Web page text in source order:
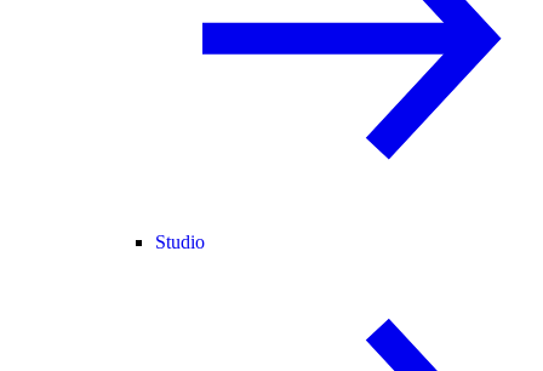
Studio